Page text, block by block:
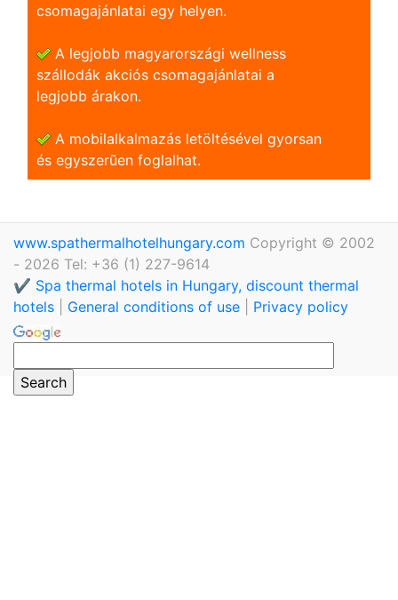
csomagajánlatai egy helyen.
A legjobb magyarországi wellness
szállodák akciós csomagajánlatai a
legjobb árakon.
A mobilalkalmazás letöltésével gyorsan
és egyszerũen foglalhat.
www.spathermalhotelhungary.com Copyright © 2002
- 2026 Tel: +36 (1) 227-9614
✔️ Spa thermal hotels in Hungary, discount thermal
hotels
General conditions of use Privacy policy